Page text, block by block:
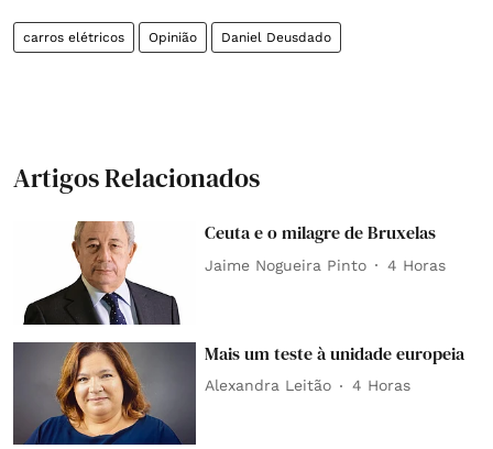
carros elétricos Opinião Daniel Deusdado
Artigos Relacionados
Ceuta e o milagre de Bruxelas
Jaime Nogueira Pinto 4 Horas
Mais um teste à unidade europeia
Alexandra Leitão 4 Horas